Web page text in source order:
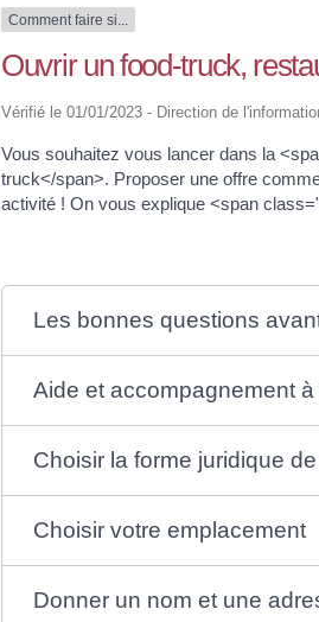
Comment faire si...
Ouvrir un food-truck,
Vérifié le 01/01/2023 - Direction de
Vous souhaitez vous lancer dans la
truck</span>. Proposer une offre
activité ! On vous explique <span
Les bonnes questions
Aide et accompagnement
Choisir la forme juridique
Choisir votre emplacement
Donner un nom et une